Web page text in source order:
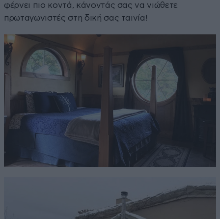
φέρνει πιο κοντά, κάνοντάς σας να νιώθετε
πρωταγωνιστές στη δική σας ταινία!